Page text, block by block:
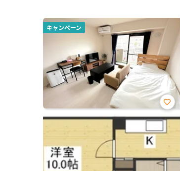
キャンペーン
お気
に入
り登
録